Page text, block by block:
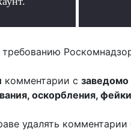
комментарии с
оскорбления,
удалять